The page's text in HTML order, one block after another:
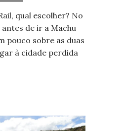
qual escolher? No
de ir a Machu
pouco sobre as duas
à cidade perdida